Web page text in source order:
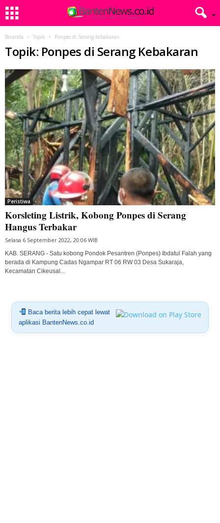
Beranda Topik Ponpes di Serang Kebakaran
Topik: Ponpes di Serang Kebakaran
Peristiwa
Korsleting Listrik, Kobong Ponpes di Serang
Hangus Terbakar
Selasa 6 September 2022, 20:06 WIB
KAB. SERANG - Satu kobong Pondok Pesantren (Ponpes) Ibdatul Falah yang
berada di Kampung Cadas Ngampar RT 06 RW 03 Desa Sukaraja,
Kecamatan Cikeusal...
Baca berita lebih cepat lewat
aplikasi BantenNews.co.id